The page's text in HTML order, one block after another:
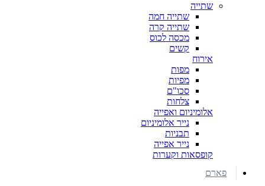
שתייה
שתייה חמה
שתייה קרה
מכסה לכוס
קשים
אירוח
מפות
מפיות
סכו"ם
צלחות
אלומיניום ואפייה
נייר אלומיניום
תבניות
נייר אפייה
קופסאות וקערות
פארם